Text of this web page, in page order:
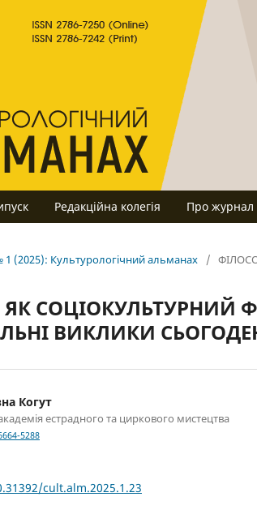
Редакційна колегія Про журнал
1 (2025): Культурологічний альманах /
СОЦІОКУЛЬТУРНИЙ
ВИКЛИКИ
Когут
естрадного та циркового мистецтва
5288
cult.alm.2025.1.23